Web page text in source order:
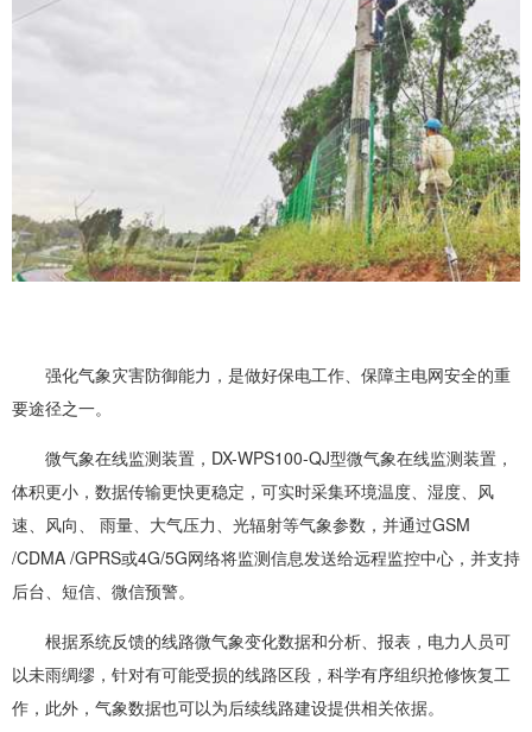
强化气象灾害防御能力，是做好保电工作、保障主电网安全的重
要途径之一。
微气象在线监测装置，DX-WPS100-QJ型微气象在线监测装置，
体积更小，数据传输更快更稳定，可实时采集环境温度、湿度、风
速、风向、 雨量、大气压力、光辐射等气象参数，并通过GSM
/CDMA /GPRS或4G/5G网络将监测信息发送给远程监控中心，并支持
后台、短信、微信预警。
根据系统反馈的线路微气象变化数据和分析、报表，电力人员可
以未雨绸缪，针对有可能受损的线路区段，科学有序组织抢修恢复工
作，此外，气象数据也可以为后续线路建设提供相关依据。